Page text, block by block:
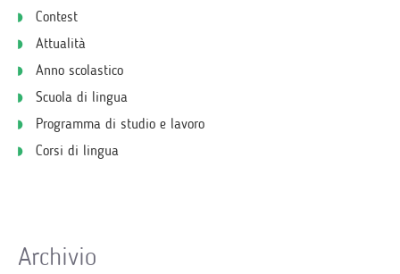
Contest
Attualità
Anno scolastico
Scuola di lingua
Programma di studio e lavoro
Corsi di lingua
Archivio